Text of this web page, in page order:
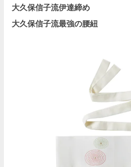
大久保信子流伊達締め
大久保信子流最強の腰紐